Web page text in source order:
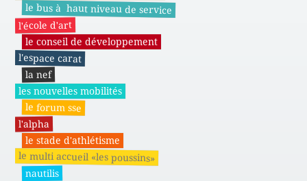
le bus à haut niveau de service
l'école d'art
le conseil de développement
l'espace carat
la nef
les nouvelles mobilités
le forum sse
l'alpha
le stade d'athlétisme
le multi accueil «les poussins»
nautilis